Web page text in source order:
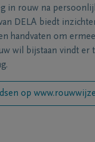
in rouw na
DELA biedt
handvaten om
wil bijstaan vindt er
op